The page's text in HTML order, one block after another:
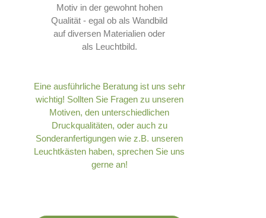
Motiv in der gewohnt hohen
Qualität - egal ob als Wandbild
auf diversen Materialien oder
als Leuchtbild.
Eine ausführliche Beratung ist uns sehr
wichtig! Sollten Sie Fragen zu unseren
Motiven, den unterschiedlichen
Druckqualitäten, oder auch zu
Sonderanfertigungen wie z.B. unseren
Leuchtkästen haben, sprechen Sie uns
gerne an!